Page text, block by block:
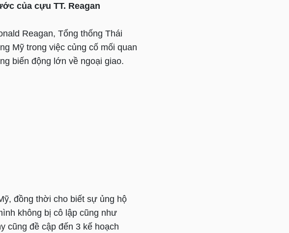
của cựu TT. Reagan
Reagan, Tổng thống Thái
Mỹ trong việc củng cố mối quan
biến động lớn về ngoại giao.
đồng thời cho biết sự ủng hộ
không bị cô lập cũng như
cũng đề cập đến 3 kế hoạch